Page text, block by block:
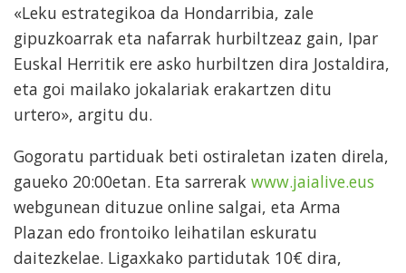
«Leku estrategikoa da Hondarribia, zale
gipuzkoarrak eta nafarrak hurbiltzeaz gain, Ipar
Euskal Herritik ere asko hurbiltzen dira Jostaldira,
eta goi mailako jokalariak erakartzen ditu
urtero», argitu du.
Gogoratu partiduak beti ostiraletan izaten direla,
gaueko 20:00etan. Eta sarrerak www.jaialive.eus
webgunean dituzue online salgai, eta Arma
Plazan edo frontoiko leihatilan eskuratu
daitezkelae. Ligaxkako partidutak 10€ dira,